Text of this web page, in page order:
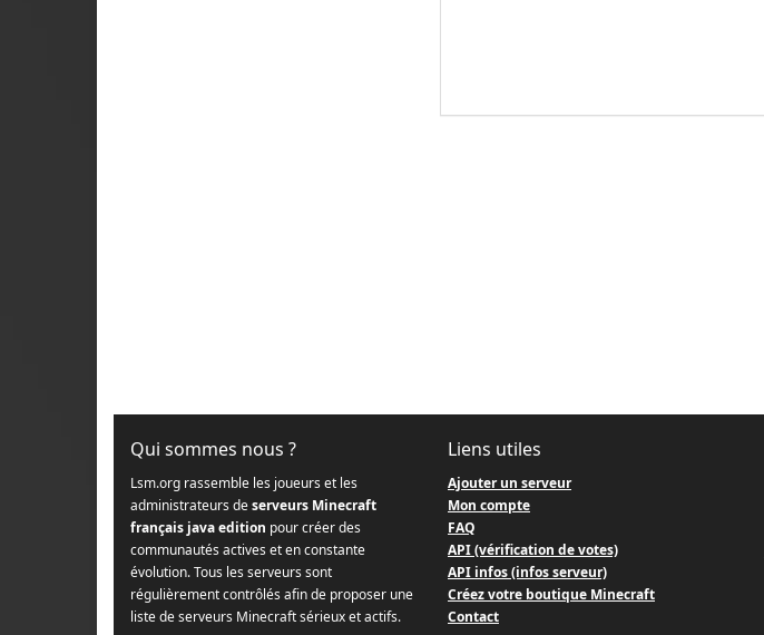
Qui sommes nous ?
Lsm.org rassemble les joueurs et les
administrateurs deserveurs Minecraft
français java edition pour créer des
communautés actives et en constante
évolution. Tous les serveurs sont
régulièrement contrôlés afin de proposer une
liste de serveurs Minecraft sérieux et actifs.
Liens utiles
Ajouter un serveur
Mon compte
FAQ
API (vérification de votes)
API infos (infos serveur)
Créez votre boutique Minecraft
Contact